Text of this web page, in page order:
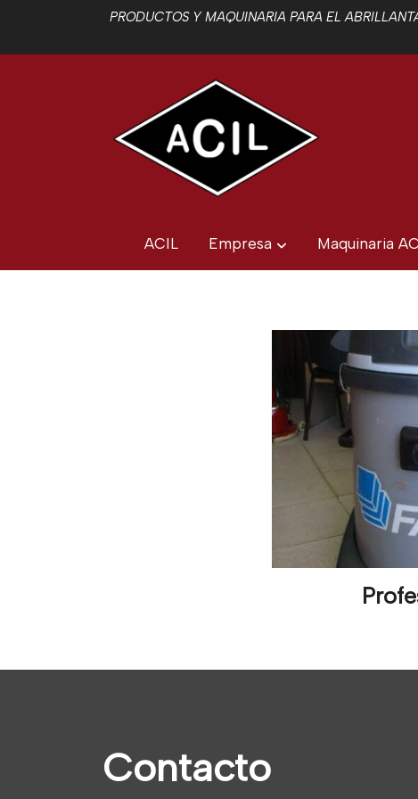
PRODUCTOS Y MAQUINARIA PARA EL
ACIL Empresa Maquinaria
Contacto